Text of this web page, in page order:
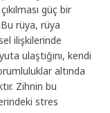
güç bir
rüya, rüya
ilişkilerinde
ulaştığını, kendi
altında
Zihnin bu
stres